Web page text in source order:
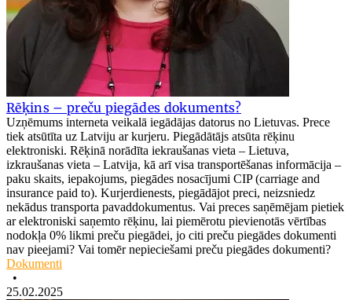
Rēķins – preču piegādes dokuments?
Uzņēmums interneta veikalā iegādājas datorus no Lietuvas. Prece
tiek atsūtīta uz Latviju ar kurjeru. Piegādātājs atsūta rēķinu
elektroniski. Rēķinā norādīta iekraušanas vieta – Lietuva,
izkraušanas vieta – Latvija, kā arī visa transportēšanas informācija –
paku skaits, iepakojums, piegādes nosacījumi CIP (carriage and
insurance paid to). Kurjerdienests, piegādājot preci, neizsniedz
nekādus transporta pavaddokumentus. Vai preces saņēmējam pietiek
ar elektroniski saņemto rēķinu, lai piemērotu pievienotās vērtības
nodokļa 0% likmi preču piegādei, jo citi preču piegādes dokumenti
nav pieejami? Vai tomēr nepieciešami preču piegādes dokumenti?
Dokumenti
•
25.02.2025